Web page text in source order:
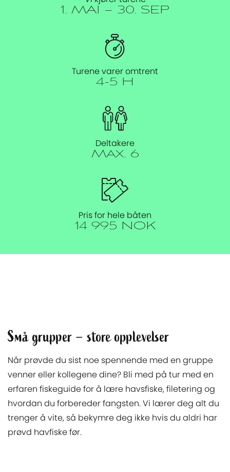
1. MAI – 30. SEP
Turene varer omtrent
4-5 H
Deltakere
Max. 6
Pris for hele båten
14 995 NOK
Små grupper – store opplevelser
Når prøvde du sist noe spennende med en gruppe
venner eller kollegene dine? Bli med på tur med en
erfaren fiskeguide for å lære havsfiske, filetering og
hvordan du forbereder fangsten. Vi lærer deg alt du
trenger å vite, så bekymre deg ikke hvis du aldri har
prøvd havfiske før.